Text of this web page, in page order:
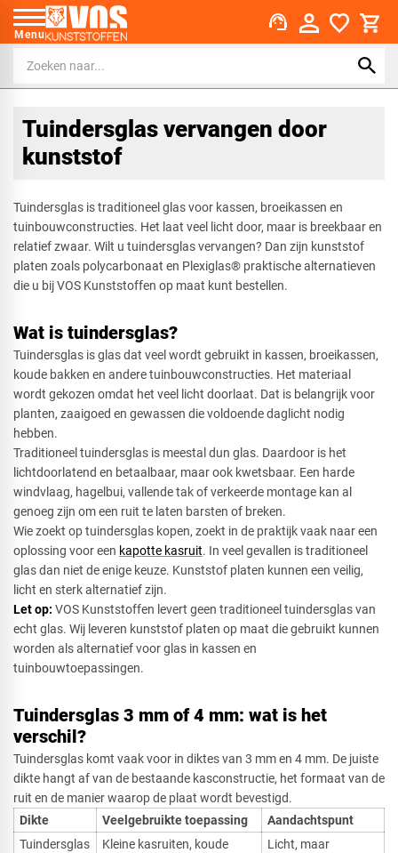
Menu support_agent
Tuindersglas vervangen door
kunststof
Tuindersglas is traditioneel glas voor kassen, broeikassen en
tuinbouwconstructies. Het laat veel licht door, maar is breekbaar en
relatief zwaar. Wilt u tuindersglas vervangen? Dan zijn kunststof
platen zoals polycarbonaat en Plexiglas® praktische alternatieven
die u bij VOS Kunststoffen op maat kunt bestellen.
Wat is tuindersglas?
Tuindersglas is glas dat veel wordt gebruikt in kassen, broeikassen,
koude bakken en andere tuinbouwconstructies. Het materiaal
wordt gekozen omdat het veel licht doorlaat. Dat is belangrijk voor
planten, zaaigoed en gewassen die voldoende daglicht nodig
hebben.
Traditioneel tuindersglas is meestal dun glas. Daardoor is het
lichtdoorlatend en betaalbaar, maar ook kwetsbaar. Een harde
windvlaag, hagelbui, vallende tak of verkeerde montage kan al
genoeg zijn om een ruit te laten barsten of breken.
Wie zoekt op tuindersglas kopen, zoekt in de praktijk vaak naar een
oplossing voor een kapotte kasruit. In veel gevallen is traditioneel
glas dan niet de enige keuze. Kunststof platen kunnen een veilig,
licht en sterk alternatief zijn.
Let op: VOS Kunststoffen levert geen traditioneel tuindersglas van
echt glas. Wij leveren kunststof platen op maat die gebruikt kunnen
worden als alternatief voor glas in kassen en
tuinbouwtoepassingen.
Tuindersglas 3 mm of 4 mm: wat is het
verschil?
Tuindersglas komt vaak voor in diktes van 3 mm en 4 mm. De juiste
dikte hangt af van de bestaande kasconstructie, het formaat van de
ruit en de manier waarop de plaat wordt bevestigd.
Dikte
Veelgebruikte toepassing
Aandachtspunt
Tuindersglas
Kleine kasruiten, koude
Licht, maar